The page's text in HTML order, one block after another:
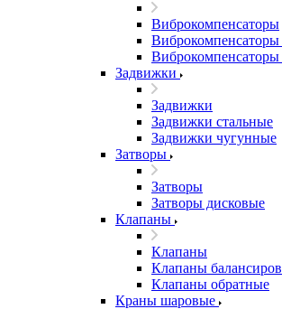
Виброкомпенсаторы
Задвижки
Задвижки
Задвижки стальные
Задвижки чугунные
Затворы
Затворы
Затворы дисковые
Клапаны
Клапаны
Клапаны
Клапаны обратные
Краны шаровые